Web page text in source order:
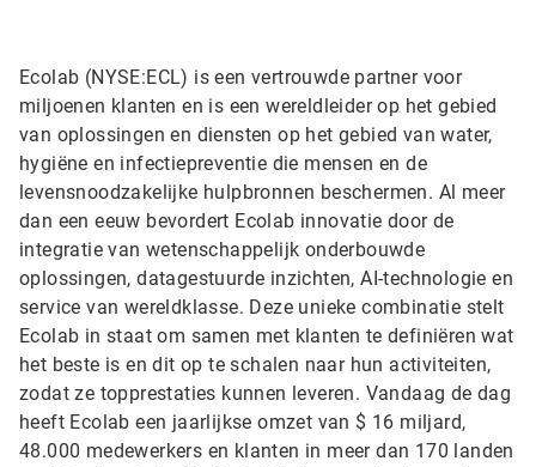
Ecolab (NYSE:ECL) is een vertrouwde partner voor
miljoenen klanten en is een wereldleider op het gebied
van oplossingen en diensten op het gebied van water,
hygiëne en infectiepreventie die mensen en de
levensnoodzakelijke hulpbronnen beschermen. Al meer
dan een eeuw bevordert Ecolab innovatie door de
integratie van wetenschappelijk onderbouwde
oplossingen, datagestuurde inzichten, AI-technologie en
service van wereldklasse. Deze unieke combinatie stelt
Ecolab in staat om samen met klanten te definiëren wat
het beste is en dit op te schalen naar hun activiteiten,
zodat ze topprestaties kunnen leveren. Vandaag de dag
heeft Ecolab een jaarlijkse omzet van $ 16 miljard,
48.000 medewerkers en klanten in meer dan 170 landen